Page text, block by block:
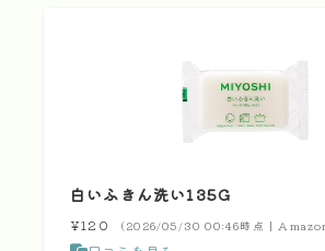
白いふきん洗い135G
¥120 （2026/05/30 00:46時点 | Amazon